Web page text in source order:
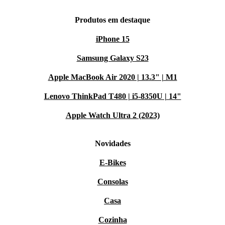
Produtos em destaque
iPhone 15
Samsung Galaxy S23
Apple MacBook Air 2020 | 13.3" | M1
Lenovo ThinkPad T480 | i5-8350U | 14"
Apple Watch Ultra 2 (2023)
Novidades
E-Bikes
Consolas
Casa
Cozinha